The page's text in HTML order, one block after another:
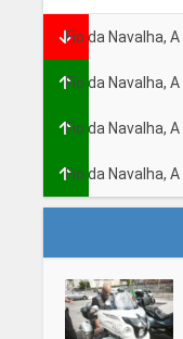
Fio da Navalha,
Fio da Navalha,
Fio da Navalha,
Fio da Navalha,